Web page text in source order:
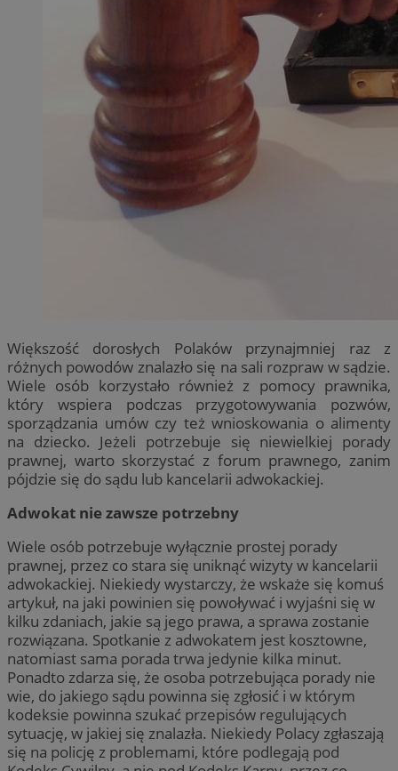
Większość dorosłych Polaków przynajmniej raz z
różnych powodów znalazło się na sali rozpraw w sądzie.
Wiele osób korzystało również z pomocy prawnika,
który wspiera podczas przygotowywania pozwów,
sporządzania umów czy też wnioskowania o alimenty
na dziecko. Jeżeli potrzebuje się niewielkiej porady
prawnej, warto skorzystać z forum prawnego, zanim
pójdzie się do sądu lub kancelarii adwokackiej.
Adwokat nie zawsze potrzebny
Wiele osób potrzebuje wyłącznie prostej porady
prawnej, przez co stara się uniknąć wizyty w kancelarii
adwokackiej. Niekiedy wystarczy, że wskaże się komuś
artykuł, na jaki powinien się powoływać i wyjaśni się w
kilku zdaniach, jakie są jego prawa, a sprawa zostanie
rozwiązana. Spotkanie z adwokatem jest kosztowne,
natomiast sama porada trwa jedynie kilka minut.
Ponadto zdarza się, że osoba potrzebująca porady nie
wie, do jakiego sądu powinna się zgłosić i w którym
kodeksie powinna szukać przepisów regulujących
sytuację, w jakiej się znalazła. Niekiedy Polacy zgłaszają
się na policję z problemami, które podlegają pod